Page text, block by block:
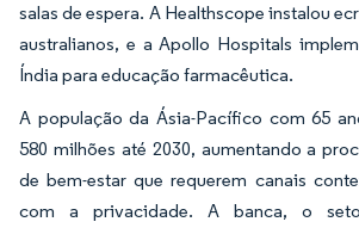
salas de espera. A Healthscope instalou
australianos, e a Apollo Hospitals
Índia para educação farmacêutica.
A população da Ásia-Pacífico com 65
580 milhões até 2030, aumentando a
de bem-estar que requerem canais
com a privacidade. A banca, o